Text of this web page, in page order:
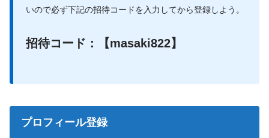
いので必ず下記の招待コードを入力してから登録しよう。
招待コード：【masaki822】
プロフィール登録